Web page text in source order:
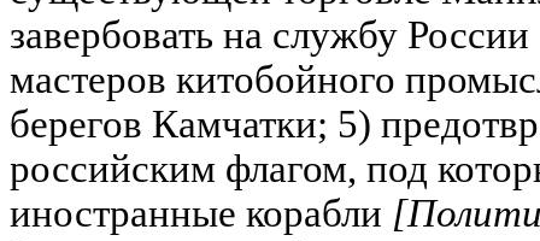
завербовать на службу
мастеров китобойного
берегов Камчатки; 5)
российским флагом, под
иностранные корабли